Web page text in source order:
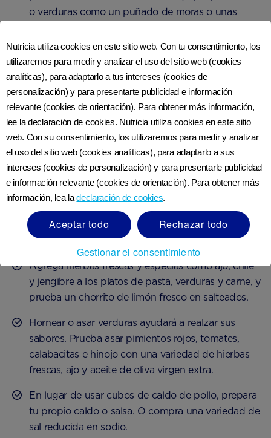
o verduras como un puñado de moras o unas
Tips para cocinar con menos sal
Hay muchas formas de agregar sabor a la comida
y reducir la ingesta de sal.
Evita agregar sal automáticamente a los alimentos
mientras cocinas y una vez preparados. Prueba tu
comida antes de sazonarla; es posible que no
necesite sal adicional.
Intenta condimentar tu comida solo con pimienta;
complementa bien casi cualquier plato.
Agrega hierbas frescas y especias como ajo, chile
y jengibre a los platos de pasta, verduras y carne, y
prueba un chorrito de limón fresco en salteados.
Hornear o asar verduras ayudará a realzar sus
sabores. Prueba asar pimientos rojos, tomates,
calabacitas e hinojo con una variedad de hierbas
frescas, ajo y aceite de oliva virgen extra.
En lugar de usar cubos de caldo de pollo, prepara
tu propio caldo o salsa. O compra una variedad de
sal reducida en sodio.
Nutricia utiliza cookies en este sitio web. Con tu consentimiento, los
utilizaremos para medir y analizar el uso del sitio web (cookies
analíticas), para adaptarlo a tus intereses (cookies de
personalización) y para presentarte publicidad e información
relevante (cookies de orientación). Para obtener más información,
lee la declaración de cookies. Nutricia utiliza cookies en este sitio
web. Con su consentimiento, los utilizaremos para medir y analizar
el uso del sitio web (cookies analíticas), para adaptarlo a sus
intereses (cookies de personalización) y para presentarle publicidad
e información relevante (cookies de orientación). Para obtener más
información, lea ladeclaración de cookies.
Aceptar todo
Rechazar todo
Gestionar el consentimiento